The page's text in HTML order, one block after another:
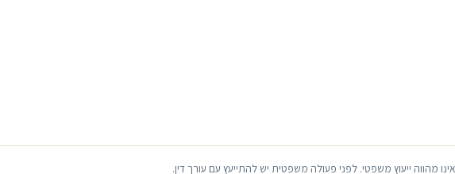
מהווה ייעוץ משפטי. לפני פעולה משפטית יש להתייעץ עם עורך דין.